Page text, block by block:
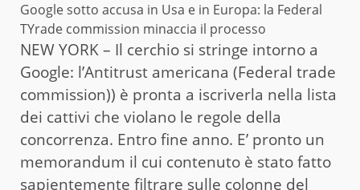
Google sotto accusa in Usa e in Europa: la Federal
TYrade commission minaccia il processo
NEW YORK – Il cerchio si stringe intorno a
Google: l’Antitrust americana (Federal trade
commission)) è pronta a iscriverla nella lista
dei cattivi che violano le regole della
concorrenza. Entro fine anno. E’ pronto un
memorandum il cui contenuto è stato fatto
sapientemente filtrare sulle colonne del